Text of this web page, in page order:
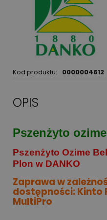
Kod produktu: 0000004612
OPIS
Pszenżyto
Pszenżyto Ozime
Plon w DANKO
Zaprawa w
dostępności:Kinto
MultiPro